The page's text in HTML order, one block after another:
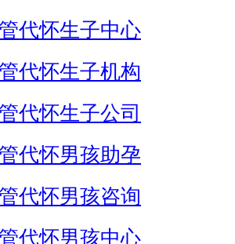
代怀生子中心
代怀生子机构
代怀生子公司
代怀男孩助孕
代怀男孩咨询
代怀男孩中心